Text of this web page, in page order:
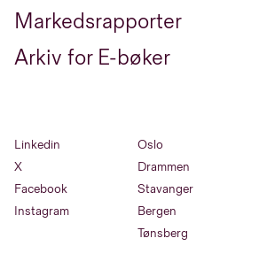
Markedsrapporter
Arkiv for E-bøker
Linkedin
X
Facebook
Instagram
Oslo
Drammen
Stavanger
Bergen
Tønsberg